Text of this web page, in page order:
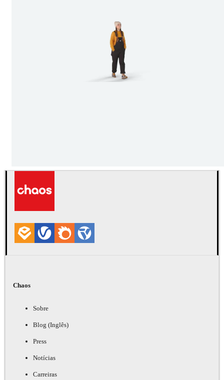
Chaos
Sobre
Blog (Inglês)
Press
Notícias
Carreiras